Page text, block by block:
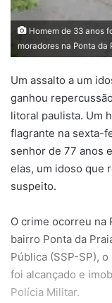
Homem de 33 anos
moradores na Ponta
Um assalto a um
ganhou
litoral paulista. Um
flagrante na sexta-
senhor de 77 anos
elas, um idoso que
suspeito.
O crime ocorreu na
bairro Ponta da
Pública (SSP-SP),
foi alcançado e
Polícia Militar.